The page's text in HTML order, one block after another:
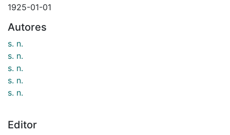
1925-01-01
Autores
s. n.
s. n.
s. n.
s. n.
s. n.
Editor